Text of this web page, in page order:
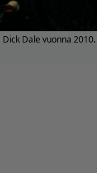
Dick Dale vuonna 2010.